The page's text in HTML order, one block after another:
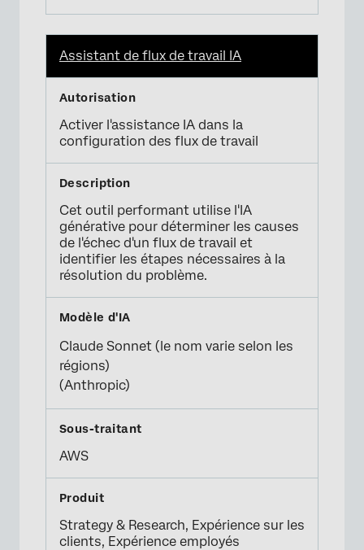
Assistant de flux de travail IA
Activer l'assistance IA dans la
configuration des flux de travail
Cet outil performant utilise l'IA
générative pour déterminer les causes
de l'échec d'un flux de travail et
identifier les étapes nécessaires à la
résolution du problème.
Claude Sonnet (le nom varie selon les
régions)
(Anthropic)
AWS
Strategy & Research, Expérience sur les
clients, Expérience employés